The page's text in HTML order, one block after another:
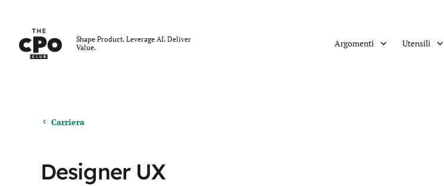
Shape Product. Leverage AI. Deliver
Value.
Argomenti Utensili
Carriera
Designer UX